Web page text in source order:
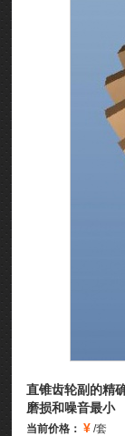
直锥齿轮副的精
磨损和噪音最小
当前价格： ¥ /套